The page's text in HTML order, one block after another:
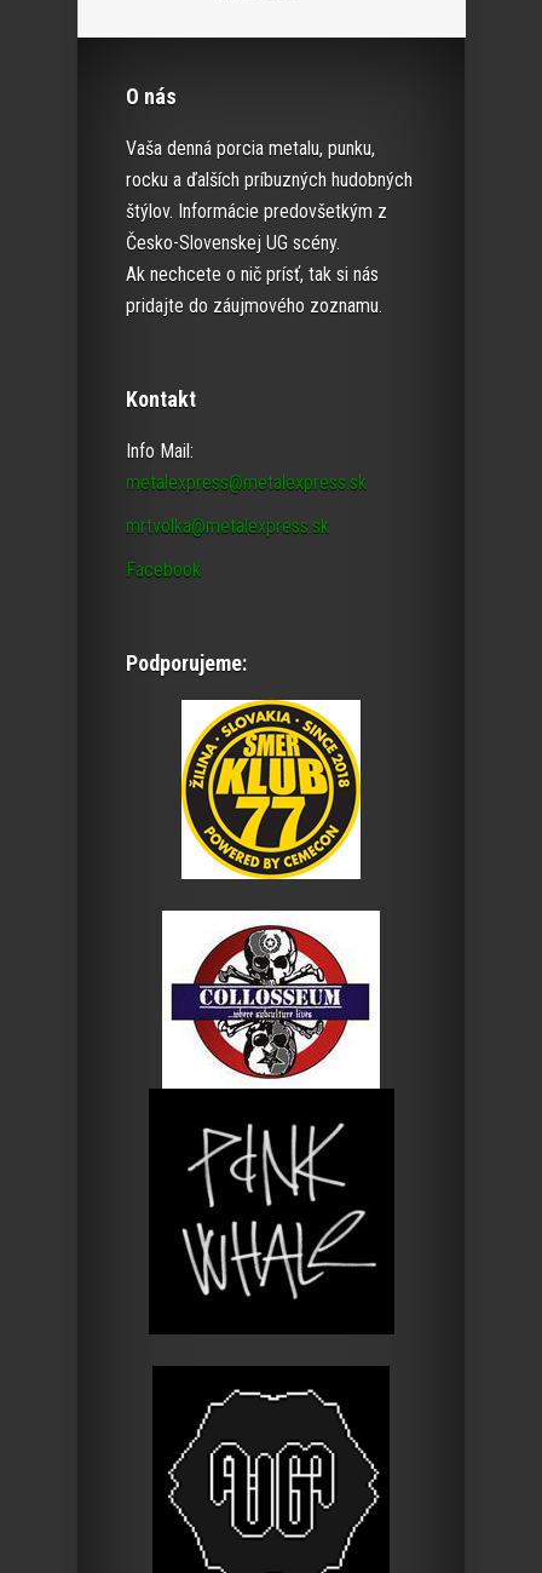
O nás
Vaša denná porcia metalu, punku,
rocku a ďalších príbuzných hudobných
štýlov. Informácie predovšetkým z
Česko-Slovenskej UG scény.
Ak nechcete o nič prísť, tak si nás
pridajte do záujmového zoznamu.
Kontakt
Info Mail:
metalexpress@metalexpress.sk
mrtvolka@metalexpress.sk
Facebook
Podporujeme: